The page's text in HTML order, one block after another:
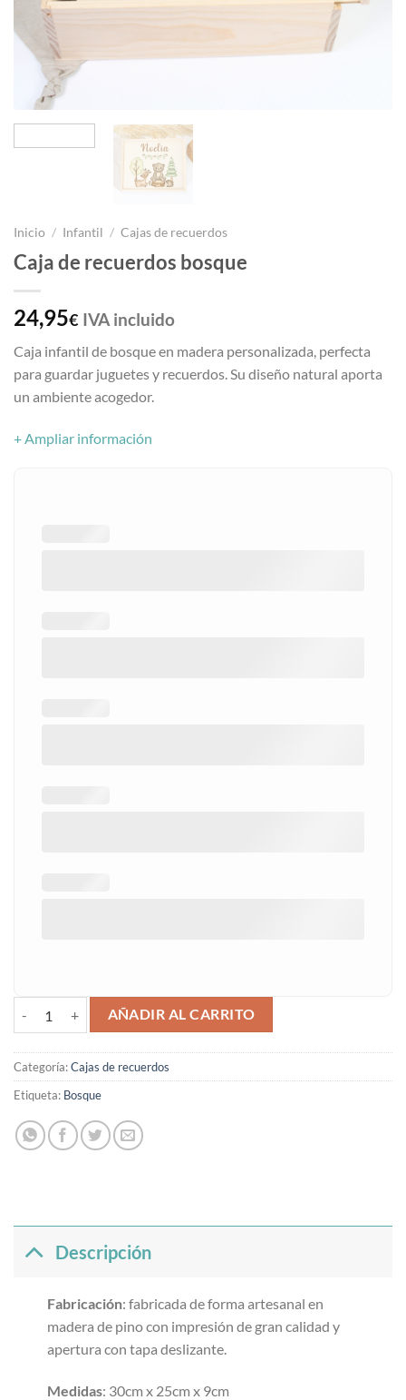
Inicio / Infantil / Cajas de recuerdos
Caja de recuerdos bosque
24,95€ IVA incluido
Caja infantil de bosque en madera personalizada, perfecta
para guardar juguetes y recuerdos. Su diseño natural aporta
un ambiente acogedor.
+ Ampliar información
Caja de recuerdos bosque cantidad
AÑADIR AL CARRITO
Categoría:Cajas de recuerdos
Etiqueta: Bosque
Descripción
Fabricación: fabricada de forma artesanal en
madera de pino con impresión de gran calidad y
apertura con tapa deslizante.
Medidas: 30cm x 25cm x 9cm